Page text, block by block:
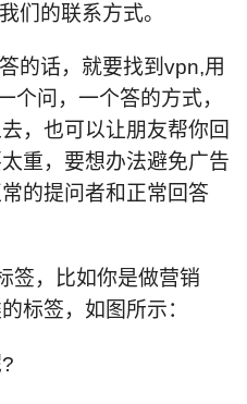
们的联系方式。
的话，就要找到vpn,用
个问，一个答的方式，
，也可以让朋友帮你回
重，要想办法避免广告
的提问者和正常回答
签，比如你是做营销
标签，如图所示：